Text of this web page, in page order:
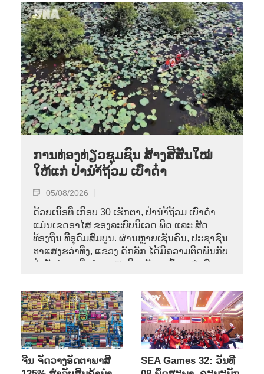
ການທ່ອງທ່ຽວຊຸມຊົນ ສ້າງສີສັນໃໝ່
ໃຫ້ແກ່ ປ່ານຳ້ຖ້ວມ ເບົ່າດ໋າ
05/08/2026
ດ້ວຍເນື້ອທີ່ ເກືອບ 30 ເຮັກຕາ, ປ່ານຳ້ຖ້ວມ ເບົ່າດ໋າ
ແມ່ນເຂດອາໄສ ຂອງລະບົບນິເວດ ພືດ ແລະ ສັດ
ທ້ອງຖິ່ນ ທີີ່ອຸດົມສົມບູນ. ຜ່ານຫຼາຍເຊັ່ນຄົນ, ປະຊາຊົນ
ຕາແສງຮວ່າທິ່ງ, ແຂວງ ດັກລັກ ໄດ້ມີຄວາມຕິດພັນກັບ
ປ່າດັ່ງກ່າວ ເພື່ອທຳມາຫາກິນ, ທັງຂຸດຄົ້ນ ແຫຼ່ງຜົນ
ມໍລະດົກ ນິເວດ ອັນມີຄ່າ.
ຈີນ ຈັດວາງອັດຕາພາສີ
SEA Games 32: ວັນທີ